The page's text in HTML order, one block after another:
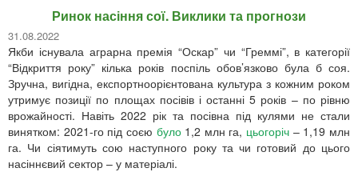
розраховувати
на
непроста,
але
перспективна
історія.
Ринок насіння сої. Виклики та прогнози
31.08.2022
Якби існувала аграрна премія “Оскар” чи “Греммі”, в категорії
“Відкриття року” кілька років поспіль обов’язково була б соя.
Зручна, вигідна, експортноорієнтована культура з кожним роком
утримує позиції по площах посівів і останні 5 років – по рівню
врожайності. Навіть 2022 рік та посівна під кулями не стали
винятком: 2021-го під соєю було 1,2 млн га, цьогоріч – 1,19 млн
га. Чи сіятимуть сою наступного року та чи готовий до цього
насіннєвий сектор – у матеріалі.